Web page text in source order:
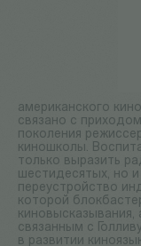
американского
связано с
поколения
киношколы.
только выразить
шестидесятых, но
переустройство
которой
киновысказывания,
связанным с
в развитии